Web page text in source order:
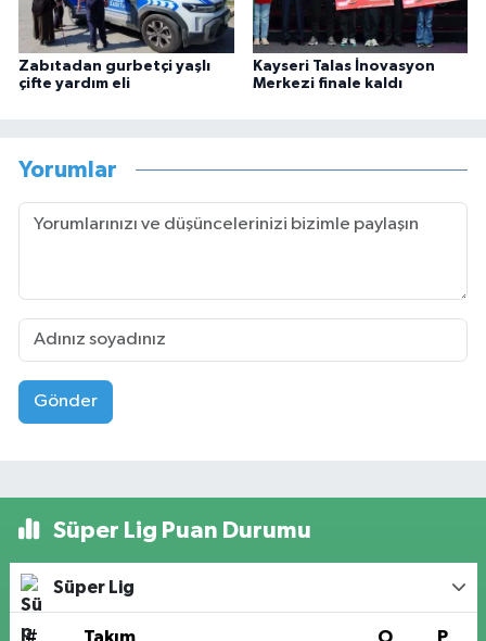
Zabıtadan gurbetçi yaşlı
çifte yardım eli
Kayseri Talas İnovasyon
Merkezi finale kaldı
Yorumlar
Gönder
Süper Lig Puan Durumu
Süper Lig
# Takım O P